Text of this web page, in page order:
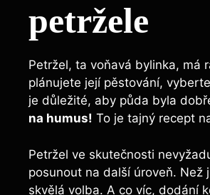
petržele
Petržel, ta ‌voňavá bylinka, ‌má
plánujete její pěstování,
je důležité, aby půda ​byla
na ‍humus! To je‌ tajný recept
Petržel ve skutečnosti
posunout na další úroveň. Než
skvělá volba. A⁤ co víc, dodání